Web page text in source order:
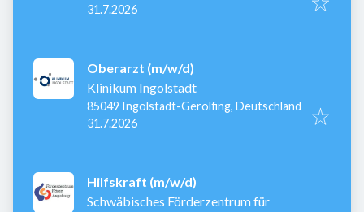
Veröffentlicht
31.7.2026
Oberarzt (m/w/d)
Klinikum Ingolstadt
85049 Ingolstadt-Gerolfing, Deutschland
Veröffentlicht
31.7.2026
Hilfskraft (m/w/d)
Schwäbisches Förderzentrum für